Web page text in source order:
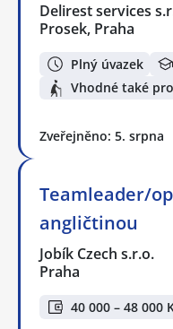
Delirest services
Prosek, Praha
Plný úvazek
Vhodné také
Zveřejněno: 5. srpna
Teamleader/
angličtinou
Jobík Czech s.r.o.
Praha
40 000 – 48 000